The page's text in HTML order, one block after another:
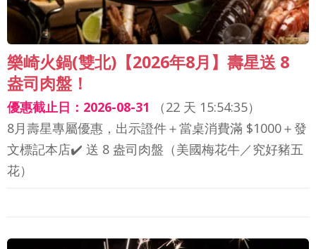
樂崎火鍋(雙北)【2026年8月】壽星送 8
盎司肉盤！
優惠截止日：2026-08-31 （22 天 15:54:33）
8月壽星專屬優惠，出示證件＋當桌消費滿 $1000＋發
文標記本店✔️ 送 8 盎司肉盤（美國梅花牛／究好豬五
花）